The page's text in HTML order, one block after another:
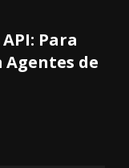
Para
de